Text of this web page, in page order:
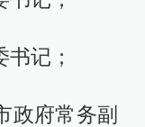
记；
政府常务副